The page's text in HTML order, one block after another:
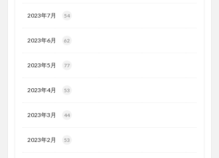
2023年7月 54
2023年6月 62
2023年5月 77
2023年4月 53
2023年3月 44
2023年2月 53